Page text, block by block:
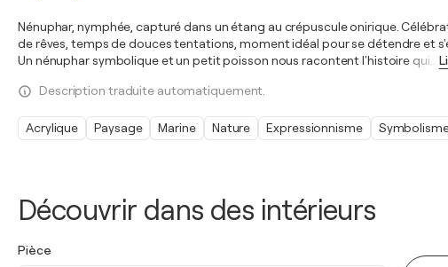
Découvrir dans des intérieurs
Pièce
Nénuphar, nymphée, capturé dans un étang au crépuscule onirique.
de rêves, temps de douces tentations, moment idéal pour se détendre et
Un nénuphar symbolique et un petit poisson nous racontent l'histoire qui
Description traduite automatiquement.
Acrylique Paysage Marine Nature Expressionnisme